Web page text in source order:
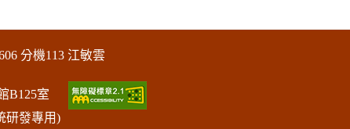
分機113 江敏雲
B125室
研發專用)